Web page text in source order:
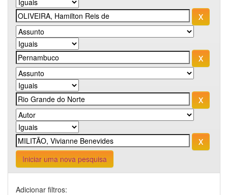
Iniciar uma nova pesquisa
Adicionar filtros: